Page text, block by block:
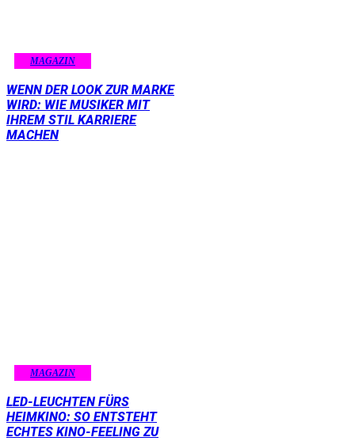
MAGAZIN
WENN DER LOOK ZUR MARKE
WIRD: WIE MUSIKER MIT
IHREM STIL KARRIERE
MACHEN
MAGAZIN
LED-LEUCHTEN FÜRS
HEIMKINO: SO ENTSTEHT
ECHTES KINO-FEELING ZU